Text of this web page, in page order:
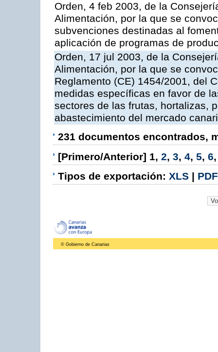
Orden, 4 feb 2003, de la
Alimentación, por la que se
subvenciones destinadas al
aplicación de programas de
Orden, 17 jul 2003, de la
Alimentación, por la que se
Reglamento (CE) 1454/2001, del
medidas específicas en favor de
sectores de las frutas, hortalizas,
abastecimiento del mercado
231 documentos encontrados,
[Primero/Anterior] 1, 2, 3, 4, 5, 6
Tipos de exportación: XLS | PDF
© Gobierno de Canarias